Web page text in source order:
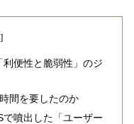
利便性と脆弱性」のジ
間を要したのか
で噴出した「ユーザー